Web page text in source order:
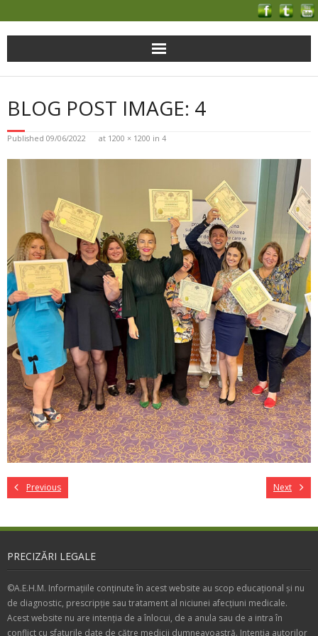
BLOG POST IMAGE: 4
Published 09/06/2022 at 1200 × 1200 in 4
Previous Next
PRECIZĂRI LEGALE
©A.E.H.M. Informațiile conținute în acest website au scop educațional și nu
de diagnostic, prescripție sau tratament al niciunei afecțiuni medicale.
Acest website nu are intenția de a înlocui, de a anula sau de a intra în
conflict cu sfaturile date de către medicii dumneavoastră. Intenția autorilor